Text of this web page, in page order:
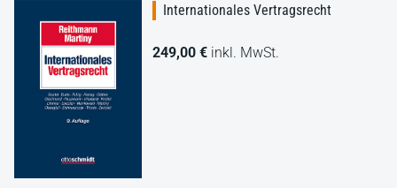
Internationales Vertragsrecht
249,00 € inkl. MwSt.